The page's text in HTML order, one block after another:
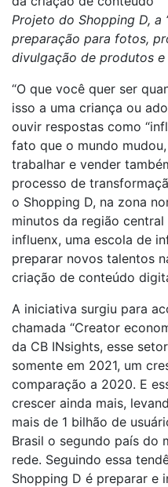
Projeto do Shopping D, a
preparação para fotos,
divulgação de produtos e
“O que você quer ser
isso a uma criança ou
ouvir respostas como
fato que o mundo
trabalhar e vender
processo de
o Shopping D, na zona
minutos da região
influenx, uma escola de
preparar novos talentos
criação de conteúdo
A iniciativa surgiu para
chamada “Creator
da CB INsights, esse
somente em 2021, um
comparação a 2020. E
crescer ainda mais,
mais de 1 bilhão de
Brasil o segundo país do
rede. Seguindo essa
Shopping D é preparar e